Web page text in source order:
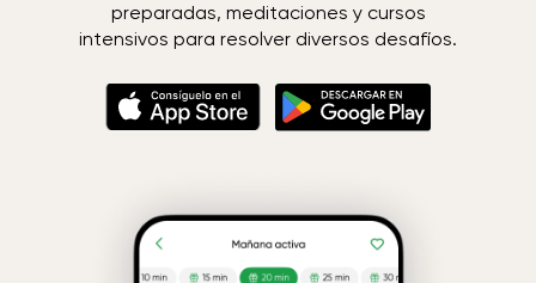
preparadas, meditaciones y cursos
intensivos para resolver diversos desafíos.